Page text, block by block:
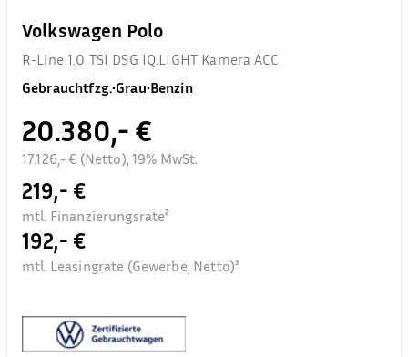
Volkswagen Polo
R-Line 1.0 TSI DSG IQ.LIGHT Kamera ACC
Gebrauchtfzg.•Grau•Benzin
20.380,- €
17.126,- € (Netto), 19% MwSt.
219,- €
mtl. Finanzierungsrate²
192,- €
mtl. Leasingrate (Gewerbe, Netto)³